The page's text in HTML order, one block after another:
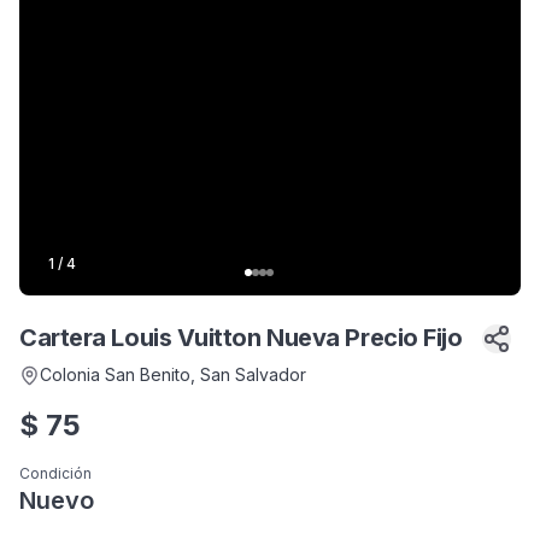
1 / 4
Cartera Louis Vuitton Nueva Precio Fijo
Colonia San Benito , San Salvador
$ 75
Condición
Nuevo